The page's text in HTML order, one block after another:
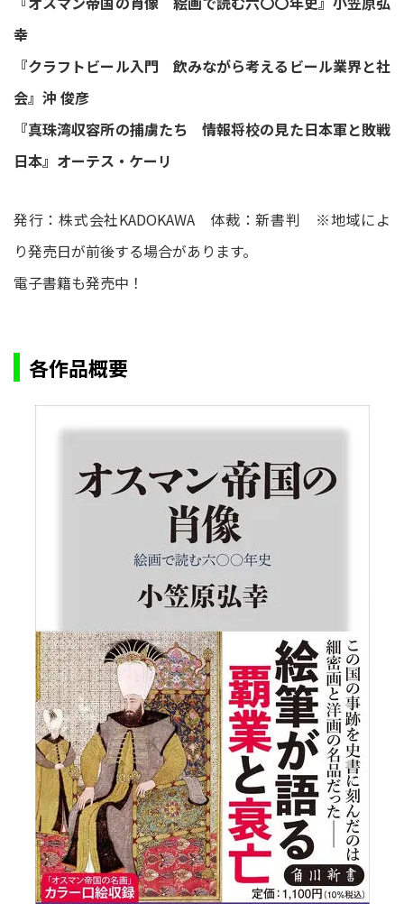
幸
『クラフトビール入門 飲みながら考えるビール業界と社
会』沖 俊彦
『真珠湾収容所の捕虜たち 情報将校の見た日本軍と敗戦
日本』オーテス・ケーリ
発行：株式会社KADOKAWA 体裁：新書判 ※地域によ
り発売日が前後する場合があります。
電子書籍も発売中！
各作品概要